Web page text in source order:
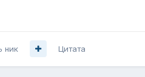
ник Цитата